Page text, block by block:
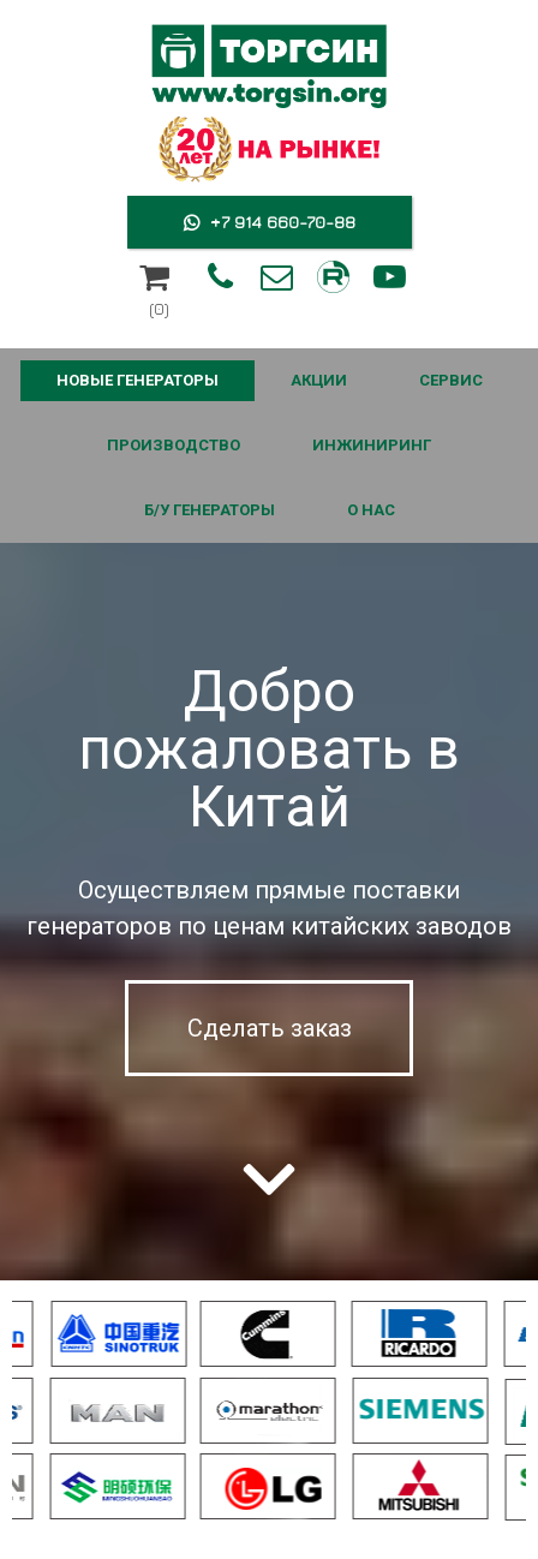
 +7 914 660-70-88

(0)
  
НОВЫЕ ГЕНЕРАТОРЫ АКЦИИ СЕРВИС
ПРОИЗВОДСТВО ИНЖИНИРИНГ
Б/У ГЕНЕРАТОРЫ О НАС
Добро
пожаловать в
Китай
Осуществляем прямые поставки
генераторов по ценам китайских заводов
Сделать заказ